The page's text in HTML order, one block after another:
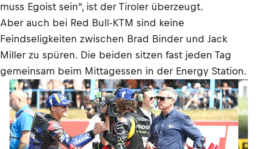
muss Egoist sein", ist der Tiroler überzeugt.
Aber auch bei Red Bull-KTM sind keine
Feindseligkeiten zwischen Brad Binder und Jack
Miller zu spüren. Die beiden sitzen fast jeden Tag
gemeinsam beim Mittagessen in der Energy Station.